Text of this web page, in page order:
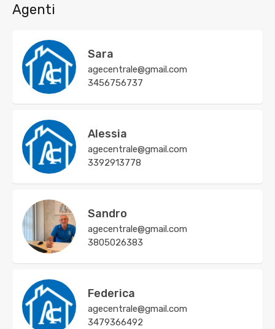
Agenti
Sara
agecentrale@gmail.com
3456756737
Alessia
agecentrale@gmail.com
3392913778
Sandro
agecentrale@gmail.com
3805026383
Federica
agecentrale@gmail.com
3479366492